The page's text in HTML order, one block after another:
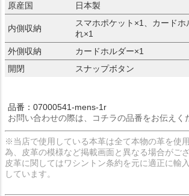
原産国
日本製
内側収納
スマホポケット×1、カードホ
れ×1
外側収納
カードホルダー×1
開閉
スナップボタン
品番：07000541-mens-1r
お問い合わせの際は、コチラの品番をお伝えく
※当店で使用している本革は全て本物の革を使
為、皮革の模様など掲載画面と異なる場合がご
皮革に関してはワシントン条約を元に適正に輸
しています。